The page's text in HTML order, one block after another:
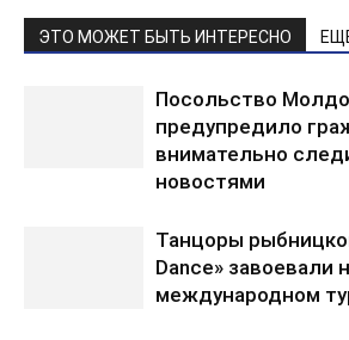
ЭТО МОЖЕТ БЫТЬ ИНТЕРЕСНО
Посольство
предупредило
внимательно
новостями
Танцоры
Dance» завоевали
международном